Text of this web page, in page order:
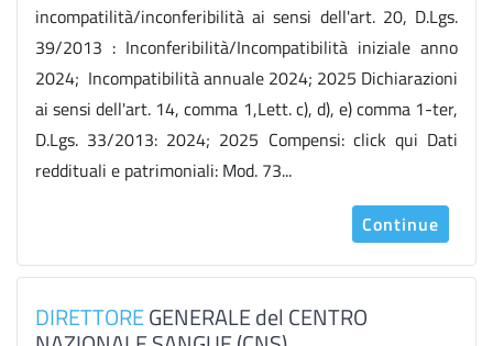
incompatilità/inconferibilità ai sensi dell'art. 20, D.Lgs.
39/2013 : Inconferibilità/Incompatibilità iniziale anno
2024; Incompatibilità annuale 2024; 2025 Dichiarazioni
ai sensi dell'art. 14, comma 1,Lett. c), d), e) comma 1-ter,
D.Lgs. 33/2013: 2024; 2025 Compensi: click qui Dati
reddituali e patrimoniali: Mod. 73...
Continue
DIRETTOREGENERALE del CENTRO